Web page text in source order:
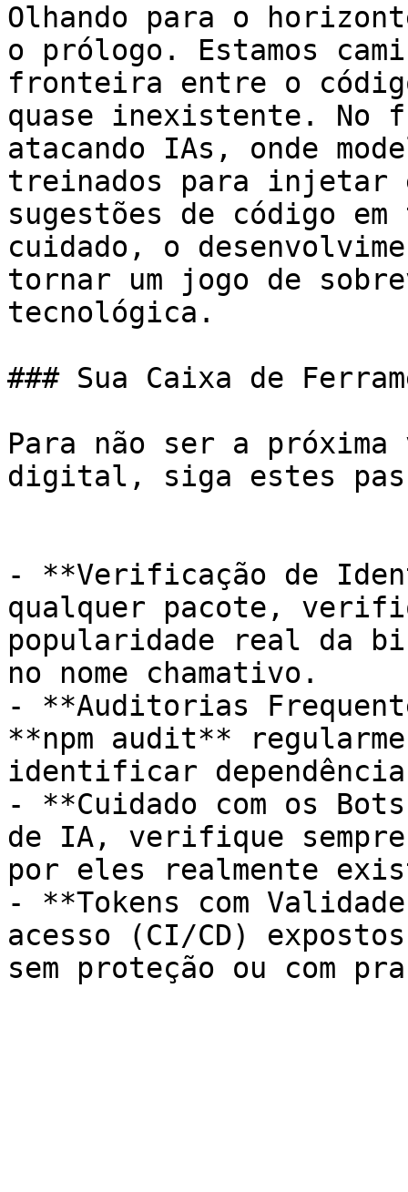
Olhando para o
o prólogo. Estamos
fronteira entre o
quase inexistente. No
atacando IAs, onde
treinados para injetar
sugestões de código
cuidado, o
tornar um jogo de
tecnológica.
### Sua Caixa de
Para não ser a próxima
digital, siga estes
- **Verificação de
qualquer pacote,
popularidade real da
no nome chamativo.
- **Auditorias
**npm audit**
identificar
- **Cuidado com os
de IA, verifique
por eles realmente
- **Tokens com
acesso (CI/CD)
sem proteção ou com